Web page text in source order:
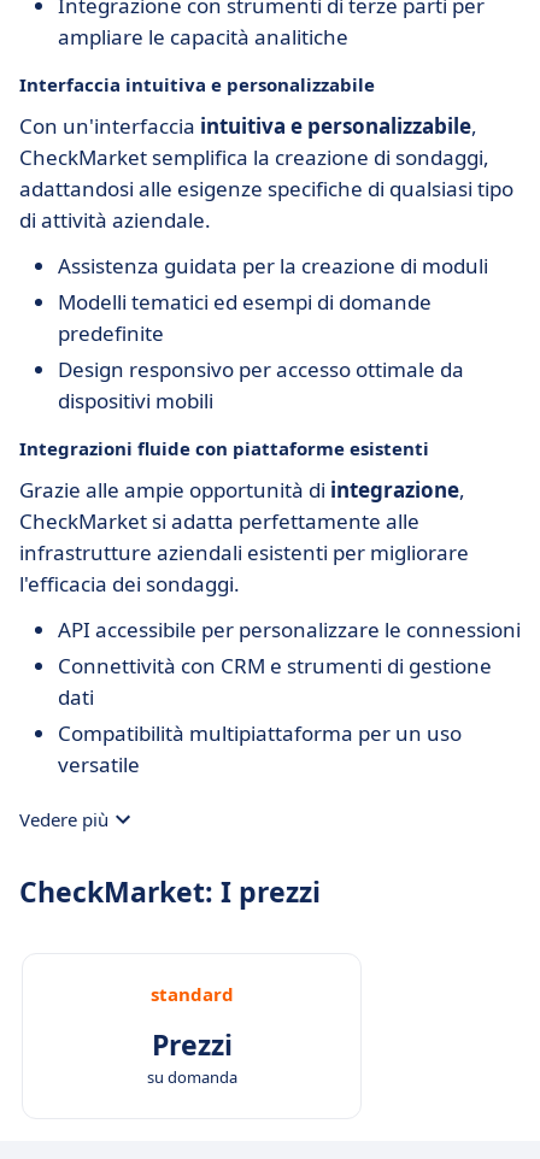
ampliare le capacità analitiche
Interfaccia intuitiva e personalizzabile
Con un'interfaccia intuitiva e personalizzabile,
CheckMarket semplifica la creazione di sondaggi,
adattandosi alle esigenze specifiche di qualsiasi tipo
di attività aziendale.
Assistenza guidata per la creazione di moduli
Modelli tematici ed esempi di domande
predefinite
Design responsivo per accesso ottimale da
dispositivi mobili
Integrazioni fluide con piattaforme esistenti
Grazie alle ampie opportunità di integrazione,
CheckMarket si adatta perfettamente alle
infrastrutture aziendali esistenti per migliorare
l'efficacia dei sondaggi.
API accessibile per personalizzare le connessioni
Connettività con CRM e strumenti di gestione
dati
Compatibilità multipiattaforma per un uso
versatile
Vedere più
CheckMarket: I prezzi
standard
Prezzi
su domanda